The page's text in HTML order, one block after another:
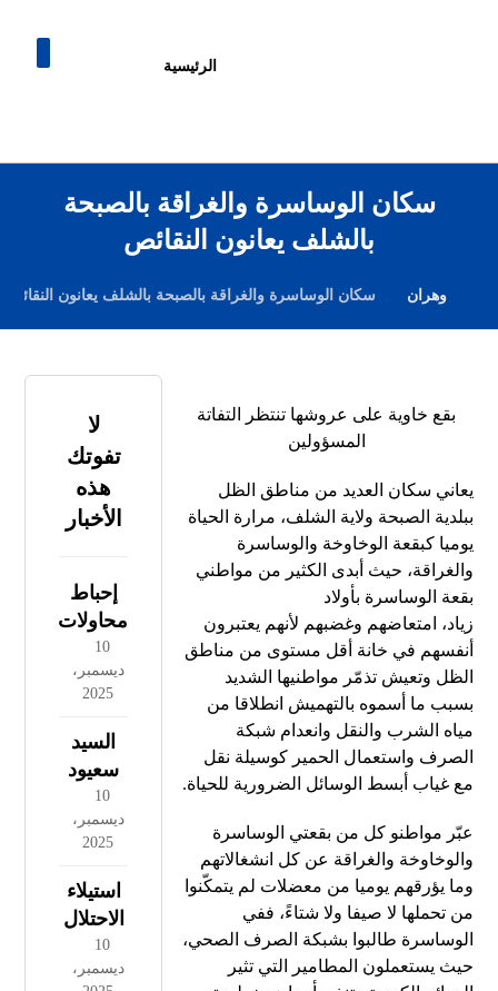
الرئيسية
سكان الوساسرة والغراقة بالصبحة
بالشلف يعانون النقائص
وهران سكان الوساسرة والغراقة بالصبحة بالشلف يعانون النقائص
بقع خاوية على عروشها تنتظر التفاتة
المسؤولين
يعاني سكان العديد من مناطق الظل
ببلدية الصبحة ولاية الشلف، مرارة الحياة
يوميا كبقعة الوخاوخة والوساسرة
والغراقة، حيث أبدى الكثير من مواطني
بقعة الوساسرة بأولاد
زياد، امتعاضهم وغضبهم لأنهم يعتبرون
أنفسهم في خانة أقل مستوى من مناطق
الظل وتعيش تذمّر مواطنيها الشديد
بسبب ما أسموه بالتهميش انطلاقا من
مياه الشرب والنقل وانعدام شبكة
الصرف واستعمال الحمير كوسيلة نقل
مع غياب أبسط الوسائل الضرورية للحياة.
عبّر مواطنو كل من بقعتي الوساسرة
والوخاوخة والغراقة عن كل انشغالاتهم
وما يؤرقهم يوميا من معضلات لم يتمكّنوا
من تحملها لا صيفا ولا شتاءً، ففي
الوساسرة طالبوا بشبكة الصرف الصحي،
حيث يستعملون المطامير التي تثير
لا
تفوتك
هذه
الأخبار
إحباط
محاولات
إدخال
أزيد من
26
قنطارا
الكيف
المعالج
عبر
مع
المغرب
خلال
أسبوع
10
ديسمبر،
2025
السيد
سعيود
يعرض
مشروع
قانون
المرور
أمام
اللجنة
المختصة
10
ديسمبر،
2025
استيلاء
الاحتلال
الصهيوني
على
10
ديسمبر،